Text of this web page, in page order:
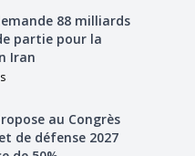
88 milliards
partie pour la
Iran
au Congrès
de défense 2027